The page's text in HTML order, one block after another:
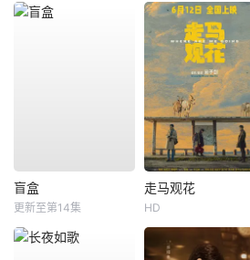
盲盒
更新至第14集
走马观花
HD